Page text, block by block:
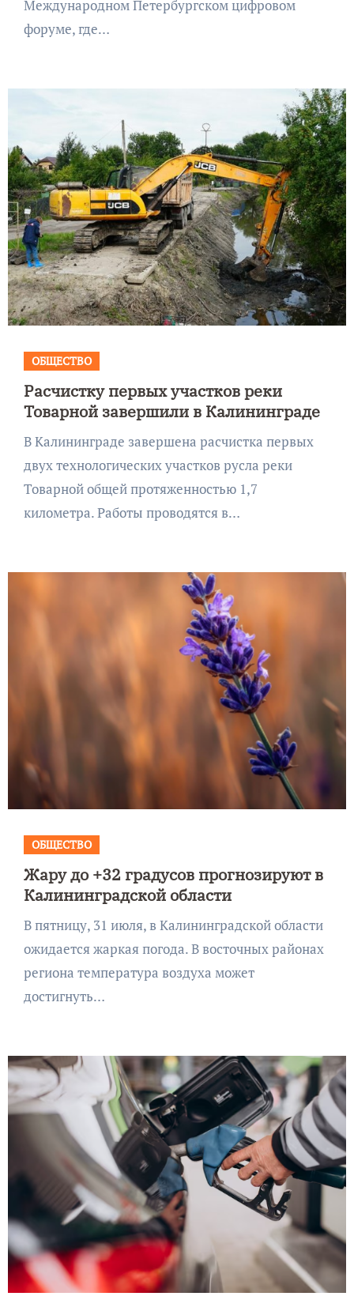
Международном Петербургском цифровом
форуме, где…
ОБЩЕСТВО
Расчистку первых участков реки
Товарной завершили в Калининграде
В Калининграде завершена расчистка первых
двух технологических участков русла реки
Товарной общей протяженностью 1,7
километра. Работы проводятся в…
ОБЩЕСТВО
Жару до +32 градусов прогнозируют в
Калининградской области
В пятницу, 31 июля, в Калининградской области
ожидается жаркая погода. В восточных районах
региона температура воздуха может
достигнуть…